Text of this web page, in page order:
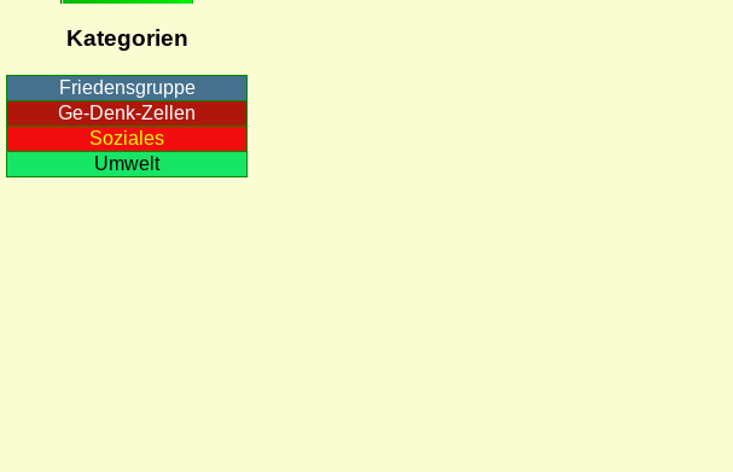
Kategorien
Friedensgruppe
Ge-Denk-Zellen
Soziales
Umwelt